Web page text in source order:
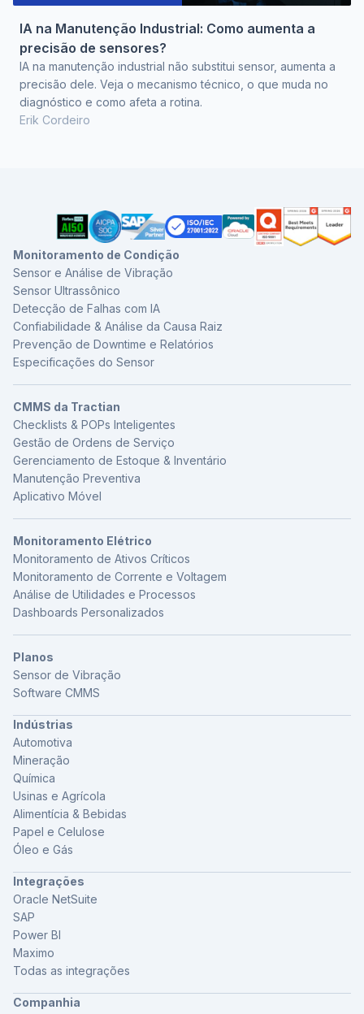
IA na Manutenção Industrial: Como aumenta a
precisão de sensores?
IA na manutenção industrial não substitui sensor, aumenta a
precisão dele. Veja o mecanismo técnico, o que muda no
diagnóstico e como afeta a rotina.
Erik Cordeiro
Monitoramento de Condição
Sensor e Análise de Vibração
Sensor Ultrassônico
Detecção de Falhas com IA
Confiabilidade & Análise da Causa Raiz
Prevenção de Downtime e Relatórios
Especificações do Sensor
CMMS da Tractian
Checklists & POPs Inteligentes
Gestão de Ordens de Serviço
Gerenciamento de Estoque & Inventário
Manutenção Preventiva
Aplicativo Móvel
Monitoramento Elétrico
Monitoramento de Ativos Críticos
Monitoramento de Corrente e Voltagem
Análise de Utilidades e Processos
Dashboards Personalizados
Planos
Sensor de Vibração
Software CMMS
Indústrias
Automotiva
Mineração
Química
Usinas e Agrícola
Alimentícia & Bebidas
Papel e Celulose
Óleo e Gás
Integrações
Oracle NetSuite
SAP
Power BI
Maximo
Todas as integrações
Companhia